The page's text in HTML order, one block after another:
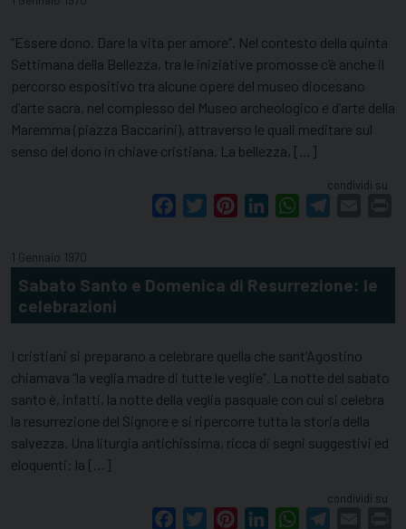
“Essere dono. Dare la vita per amore”. Nel contesto della quinta
Settimana della Bellezza, tra le iniziative promosse c’è anche il
percorso espositivo tra alcune opere del museo diocesano
d’arte sacra, nel complesso del Museo archeologico e d’arte della
Maremma (piazza Baccarini), attraverso le quali meditare sul
senso del dono in chiave cristiana. La bellezza, […]
condividi su
FacebookTwitterPinterestLinkedInWhatsApp
1 Gennaio 1970
Sabato Santo e Domenica di Resurrezione: le
celebrazioni
I cristiani si preparano a celebrare quella che sant’Agostino
chiamava “la veglia madre di tutte le veglie”. La notte del sabato
santo è, infatti, la notte della veglia pasquale con cui si celebra
la resurrezione del Signore e si ripercorre tutta la storia della
salvezza. Una liturgia antichissima, ricca di segni suggestivi ed
eloquenti: la […]
condividi su
FacebookTwitterPinterestLinkedInWhatsApp